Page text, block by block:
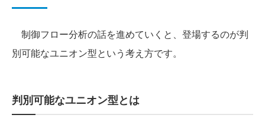
制御フロー分析の話を進めていくと、登場するのが判
別可能なユニオン型という考え方です。
判別可能なユニオン型とは